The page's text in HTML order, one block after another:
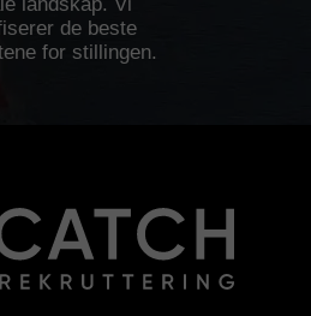
de beste
for stillingen.